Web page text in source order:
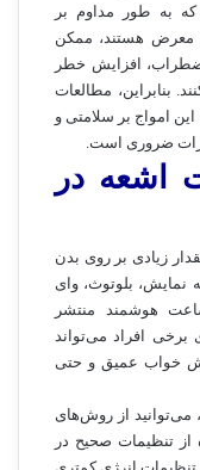
به طور مداوم بر
معرض هستند، ممکن
افزایش خطر
بنابراین، مطالعات
این امواج بر سلامتی و
ضروری است.
اشعه در
زیادی بر روی بدن
نمایش، بلوتوث، وای
هوشمند منتشر
افراد می‌تواند
خواب عمیق و حتی
از روش‌های
از تنظیمات صحیح در